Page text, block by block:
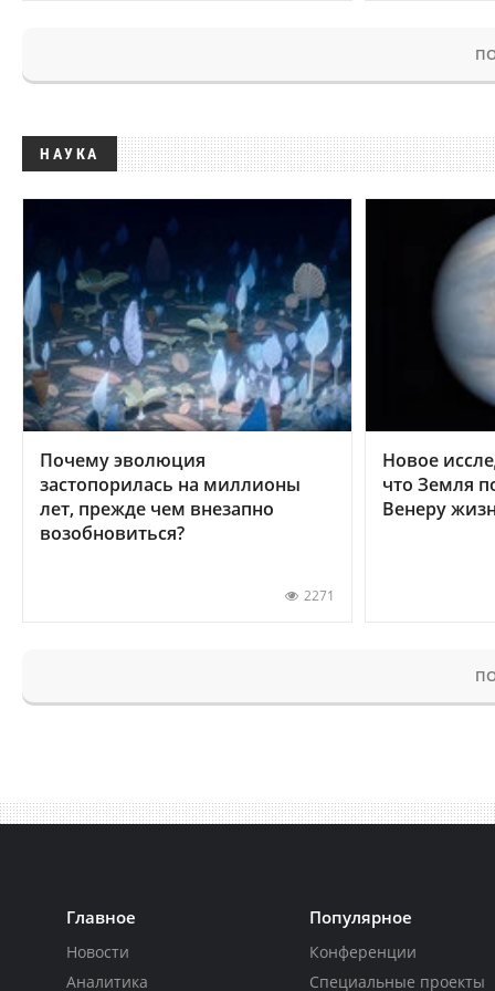
НАУКА
Почему эволюция
застопорилась на миллионы
лет, прежде чем внезапно
возобновиться?
2271
Новое
что Земля
Венеру
Главное
Новости
Аналитика
Популярное
Конференции
Специальные проекты